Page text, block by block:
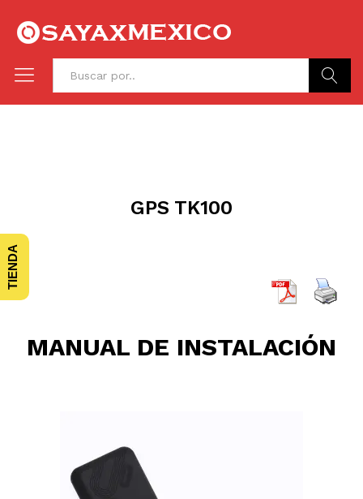
GPS TK100
MANUAL DE INSTALACIÓN
TIENDA